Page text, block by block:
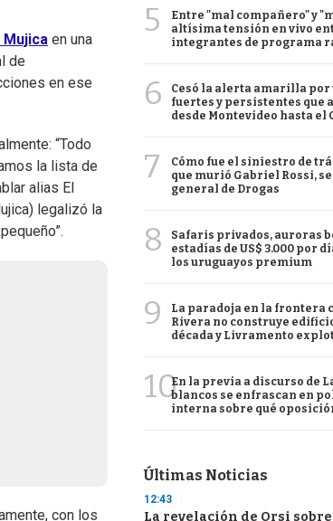
en una
de
en ese
“Todo
la lista de
alias El
legalizó la
con los
5
Entre "mal compañero" y
altísima tensión en vivo
integrantes de programa
6
Cesó la alerta amarilla por
fuertes y persistentes que
desde Montevideo hasta el
7
Cómo fue el siniestro de
que murió Gabriel Rossi,
general de Drogas
8
Safaris privados, auroras
estadías de US$ 3.000 por
los uruguayos premium
9
La paradoja en la frontera
Rivera no construye
década y Livramento
10En la previa a discurso de
blancos se enfrascan en
interna sobre qué
Últimas Noticias
12:43
La revelación de Orsi